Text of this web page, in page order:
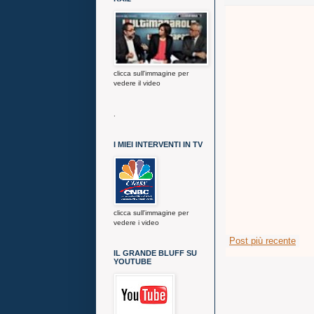
Post più recente
clicca sull'immagine per
vedere il video
I MIEI INTERVENTI IN TV
clicca sull'immagine per
vedere i video
IL GRANDE BLUFF SU
YOUTUBE